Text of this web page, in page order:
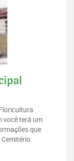
você terá um
que